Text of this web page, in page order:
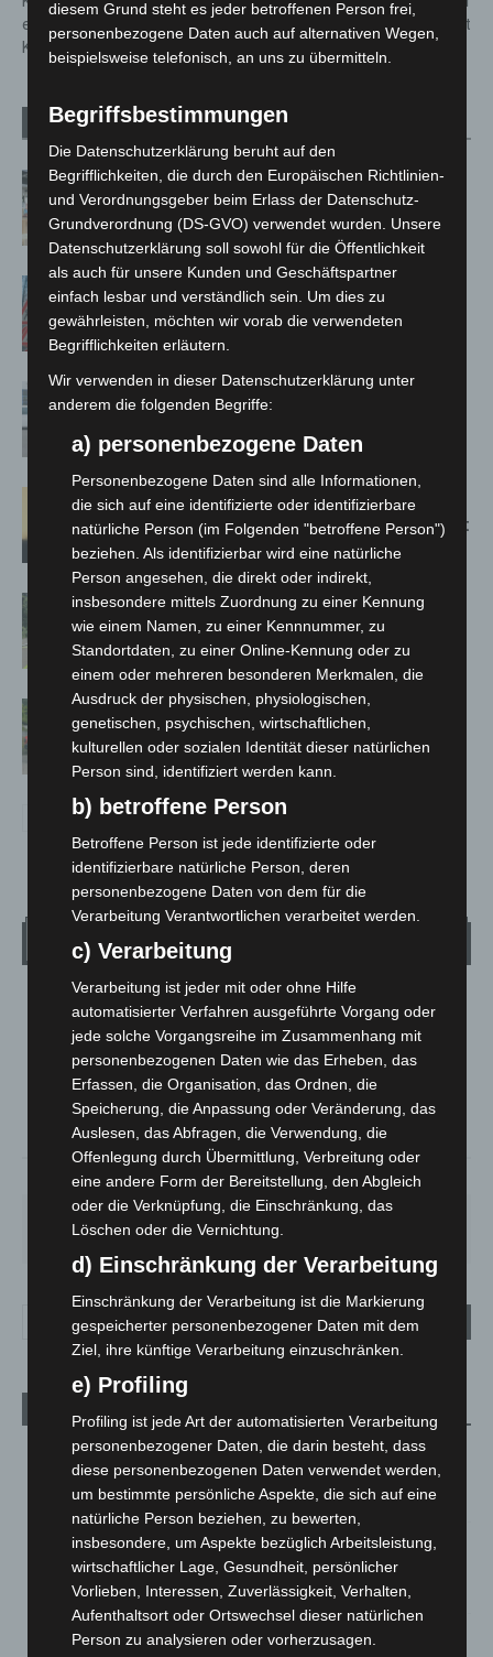
erleidet lebensgefährliche
Kopfverletzungen
verletzt
Verwandte Artikel Mehr vom Autor
Kunst trifft Weingenuss: Barbara-
Susann Mehring zeigt ihre Werke im
Jacques’ Wein-Depot Isernhagen
A2: Zweite Turbobaustelle startet
zwischen Hannover-West und
Bothfeld
Niedersachsen: Feuerwehrkräfte
kehren nach Waldbrandeinsatz aus
Spanien zurück
Hannover: Erste Tigermücken-
Population in Niedersachsen entdeckt
Brand im „Haus der Begegnung“ in
Neuwarmbüchen schnell eingedämmt
Region Hannover: 21 neue
Notfallsanitäter starten beim Roten
Kreuz
LANGENHAGEN
Klarer Himmel
22°C 24.4°
21.6°
51% 2.2m/s 5%
27° 34 ° 28°
Kunst trifft Weingenuss: Barbara-Susann Mehring zeigt ihre
Werke im Jacques’ Wein-Depot Isernhagen
8. August 2026
A2: Zweite Turbobaustelle startet zwischen Hannover-West
und Bothfeld
8. August 2026
Niedersachsen: Feuerwehrkräfte kehren nach
diesem Grund steht es jeder betroffenen Person frei,
personenbezogene Daten auch auf alternativen Wegen,
beispielsweise telefonisch, an uns zu übermitteln.
Begriffsbestimmungen
Die Datenschutzerklärung beruht auf den
Begrifflichkeiten, die durch den Europäischen Richtlinien-
und Verordnungsgeber beim Erlass der Datenschutz-
Grundverordnung (DS-GVO) verwendet wurden. Unsere
Datenschutzerklärung soll sowohl für die Öffentlichkeit
als auch für unsere Kunden und Geschäftspartner
einfach lesbar und verständlich sein. Um dies zu
gewährleisten, möchten wir vorab die verwendeten
Begrifflichkeiten erläutern.
Wir verwenden in dieser Datenschutzerklärung unter
anderem die folgenden Begriffe:
a) personenbezogene Daten
Personenbezogene Daten sind alle Informationen,
die sich auf eine identifizierte oder identifizierbare
natürliche Person (im Folgenden "betroffene Person")
beziehen. Als identifizierbar wird eine natürliche
Person angesehen, die direkt oder indirekt,
insbesondere mittels Zuordnung zu einer Kennung
wie einem Namen, zu einer Kennnummer, zu
Standortdaten, zu einer Online-Kennung oder zu
einem oder mehreren besonderen Merkmalen, die
Ausdruck der physischen, physiologischen,
genetischen, psychischen, wirtschaftlichen,
kulturellen oder sozialen Identität dieser natürlichen
Person sind, identifiziert werden kann.
b) betroffene Person
Betroffene Person ist jede identifizierte oder
identifizierbare natürliche Person, deren
personenbezogene Daten von dem für die
Verarbeitung Verantwortlichen verarbeitet werden.
c) Verarbeitung
Verarbeitung ist jeder mit oder ohne Hilfe
automatisierter Verfahren ausgeführte Vorgang oder
jede solche Vorgangsreihe im Zusammenhang mit
personenbezogenen Daten wie das Erheben, das
Erfassen, die Organisation, das Ordnen, die
Speicherung, die Anpassung oder Veränderung, das
Auslesen, das Abfragen, die Verwendung, die
Offenlegung durch Übermittlung, Verbreitung oder
eine andere Form der Bereitstellung, den Abgleich
oder die Verknüpfung, die Einschränkung, das
Löschen oder die Vernichtung.
d) Einschränkung der Verarbeitung
Einschränkung der Verarbeitung ist die Markierung
gespeicherter personenbezogener Daten mit dem
Ziel, ihre künftige Verarbeitung einzuschränken.
e) Profiling
Profiling ist jede Art der automatisierten Verarbeitung
personenbezogener Daten, die darin besteht, dass
diese personenbezogenen Daten verwendet werden,
um bestimmte persönliche Aspekte, die sich auf eine
natürliche Person beziehen, zu bewerten,
insbesondere, um Aspekte bezüglich Arbeitsleistung,
wirtschaftlicher Lage, Gesundheit, persönlicher
Vorlieben, Interessen, Zuverlässigkeit, Verhalten,
Aufenthaltsort oder Ortswechsel dieser natürlichen
Person zu analysieren oder vorherzusagen.